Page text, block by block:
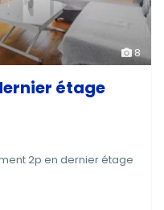
8
étage
2p en dernier étage